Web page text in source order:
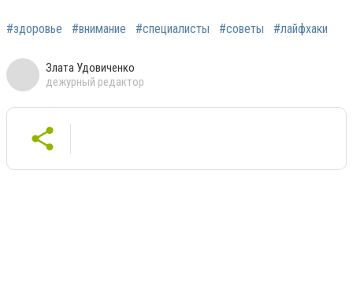
#здоровье #внимание #специалисты #советы #лайфхаки
Злата Удовиченко
дежурный редактор